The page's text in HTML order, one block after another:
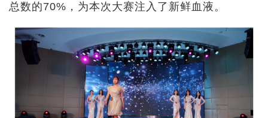
总数的70%，为本次大赛注入了新鲜血液。